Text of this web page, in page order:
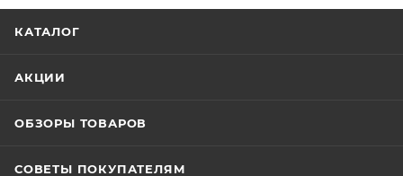
КАТАЛОГ
АКЦИИ
ОБЗОРЫ ТОВАРОВ
СОВЕТЫ ПОКУПАТЕЛЯМ